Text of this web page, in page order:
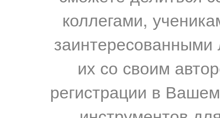
коллегами,
их со своим
регистрации в